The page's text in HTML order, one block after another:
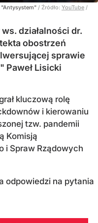
"Antysystem" / Źródło: YouTube /
działalności dr.
obostrzeń
sprawie
Paweł Lisicki
kluczową rolę
i kierowaniu
tzw. pandemii
Komisją
i Spraw Rządowych
odpowiedzi na pytania